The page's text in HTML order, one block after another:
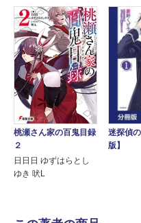
桃瀬さん家の百鬼目録
２
日日日 ゆずはらとし
ゆき 吠L
迷探偵
版】